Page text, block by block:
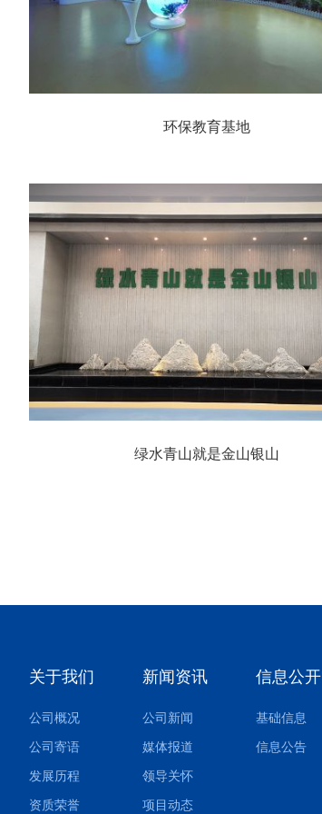
环保教育基地
绿水青山就是金山银山
关于我们
公司概况
公司寄语
发展历程
资质荣誉
新闻资讯
公司新闻
媒体报道
领导关怀
项目动态
信息公开
基础信息
信息公告